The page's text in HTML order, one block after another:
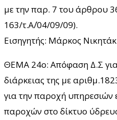
με την παρ. 7 του άρθρου
163/τ.Α΄/04/09/09).
Εισηγητής: Μάρκος
ΘΕΜΑ 24ο: Απόφαση Δ.Σ
διάρκειας της με
για την παροχή υπηρεσιών
παροχών στο δίκτυο